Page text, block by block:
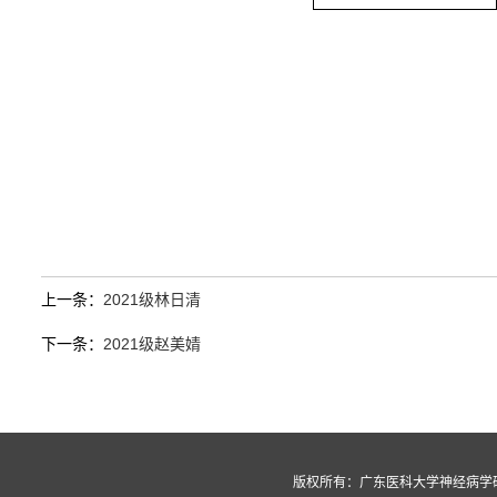
上一条： 2021级林日清
下一条： 2021级赵美婧
版权所有：广东医科大学神经病